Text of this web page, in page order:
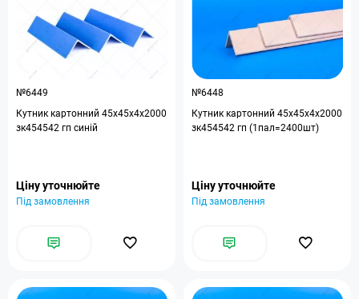
№6449
Кутник картонний 45x45x4x2000
зк454542 гп синій
Ціну уточнюйте
Під замовлення
№6448
Кутник картонний 45x45x4x2000
зк454542 гп (1пал=2400шт)
Ціну уточнюйте
Під замовлення